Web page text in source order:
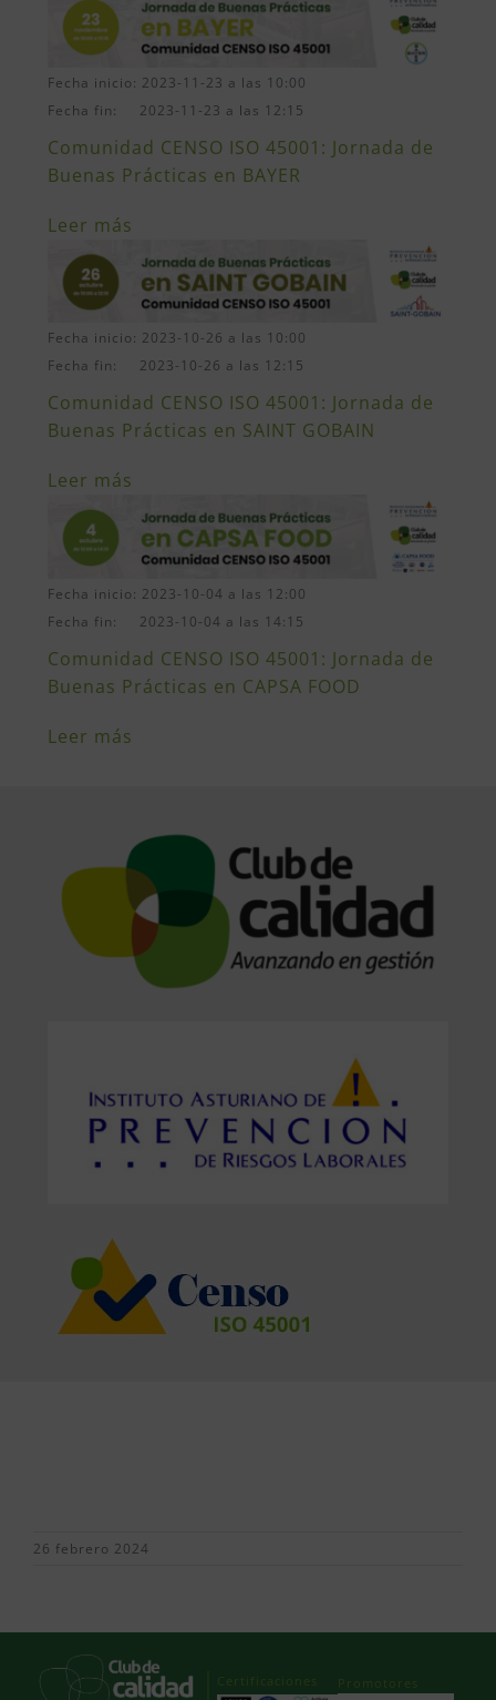
Fecha inicio: 2023-11-23 a las 10:00
Fecha fin: 2023-11-23 a las 12:15
Comunidad CENSO ISO 45001: Jornada de
Buenas Prácticas en BAYER
Leer más
Fecha inicio: 2023-10-26 a las 10:00
Fecha fin: 2023-10-26 a las 12:15
Comunidad CENSO ISO 45001: Jornada de
Buenas Prácticas en SAINT GOBAIN
Leer más
Fecha inicio: 2023-10-04 a las 12:00
Fecha fin: 2023-10-04 a las 14:15
Comunidad CENSO ISO 45001: Jornada de
Buenas Prácticas en CAPSA FOOD
Leer más
26 febrero 2024
Certificaciones Promotores